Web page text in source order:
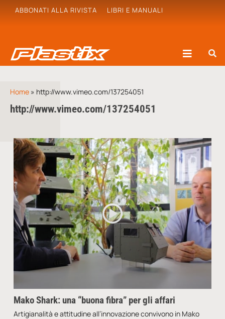
ABBONATI ALLA RIVISTA LIBRI E MANUALI
Home » http://www.vimeo.com/137254051
http://www.vimeo.com/137254051
Mako Shark: una “buona fibra” per gli affari
Artigianalità e attitudine all’innovazione convivono in Mako